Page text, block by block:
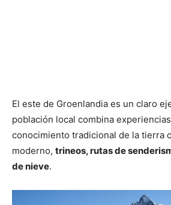
El este de Groenlandia es un claro
población local combina
conocimiento tradicional de la tierra
moderno, trineos, rutas de
de nieve.